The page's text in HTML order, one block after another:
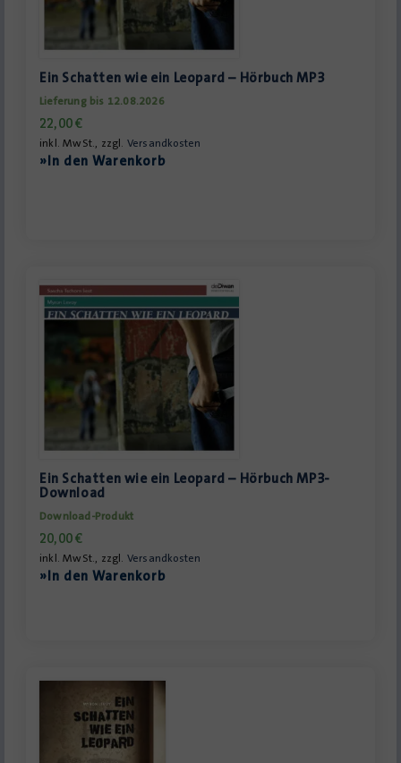
Ein Schatten wie ein Leopard – Hörbuch MP3
Lieferung bis 12.08.2026
22,00€
inkl. MwSt., zzgl. Versandkosten
»In den Warenkorb
Ein Schatten wie ein Leopard – Hörbuch MP3-
Download
Download-Produkt
20,00€
inkl. MwSt., zzgl. Versandkosten
»In den Warenkorb